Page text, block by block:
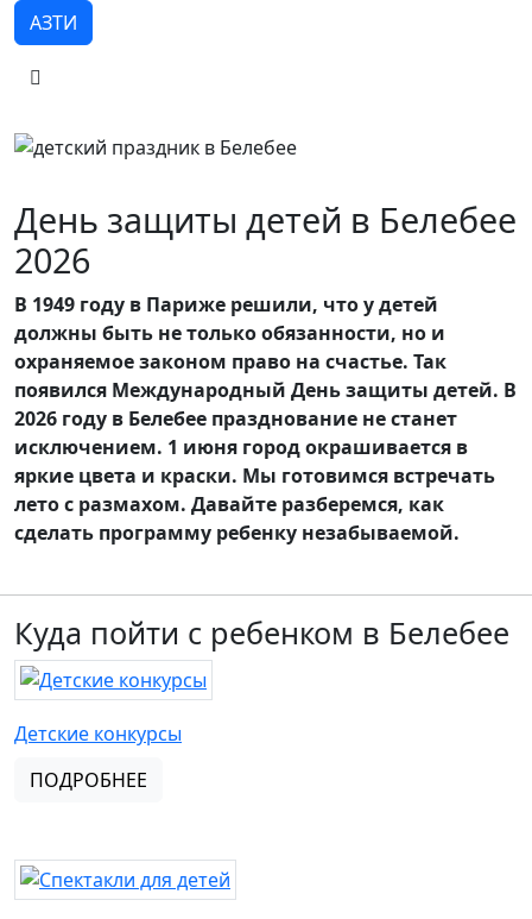
АЗТИ
День защиты детей в Белебее
2026
В 1949 году в Париже решили, что у детей
должны быть не только обязанности, но и
охраняемое законом право на счастье. Так
появился Международный День защиты детей. В
2026 году в Белебее празднование не станет
исключением. 1 июня город окрашивается в
яркие цвета и краски. Мы готовимся встречать
лето с размахом. Давайте разберемся, как
сделать программу ребенку незабываемой.
Куда пойти с ребенком в Белебее
Детские конкурсы
ПОДРОБНЕЕ